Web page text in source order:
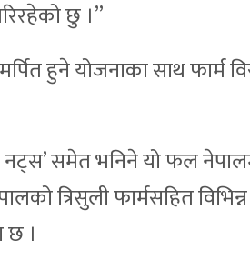
छु ।”
हुने योजनाका साथ फार्म
नट्स’ समेत भनिने यो फल
त्रिसुली फार्मसहित
छ ।